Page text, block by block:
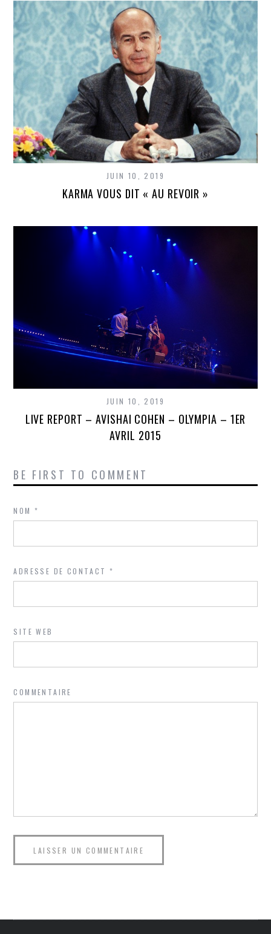
JUIN 10, 2019
KARMA VOUS DIT « AU REVOIR »
JUIN 10, 2019
LIVE REPORT – AVISHAI COHEN – OLYMPIA – 1ER
AVRIL 2015
BE FIRST TO COMMENT
NOM*
ADRESSE DE CONTACT*
SITE WEB
COMMENTAIRE